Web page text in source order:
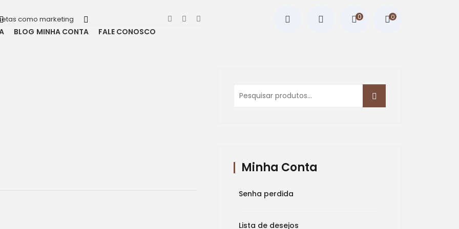
como marketing
BLOG MINHA CONTA FALE CONOSCO
0 0
Pesquisar
por:
Minha Conta
Senha perdida
Lista de desejos